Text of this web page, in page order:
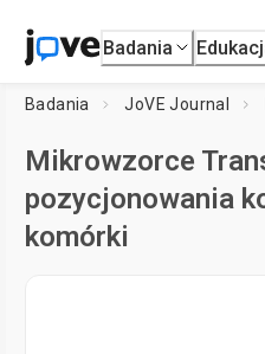
Badania
Badania JoVE Journal
Mikrowzorce
pozycjonowania
komórki